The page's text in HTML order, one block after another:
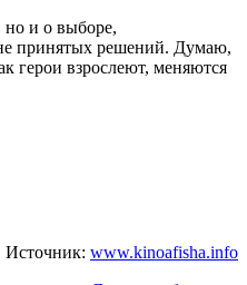
но и о выборе,
принятых решений. Думаю,
герои взрослеют, меняются
Источник: www.kinoafisha.info